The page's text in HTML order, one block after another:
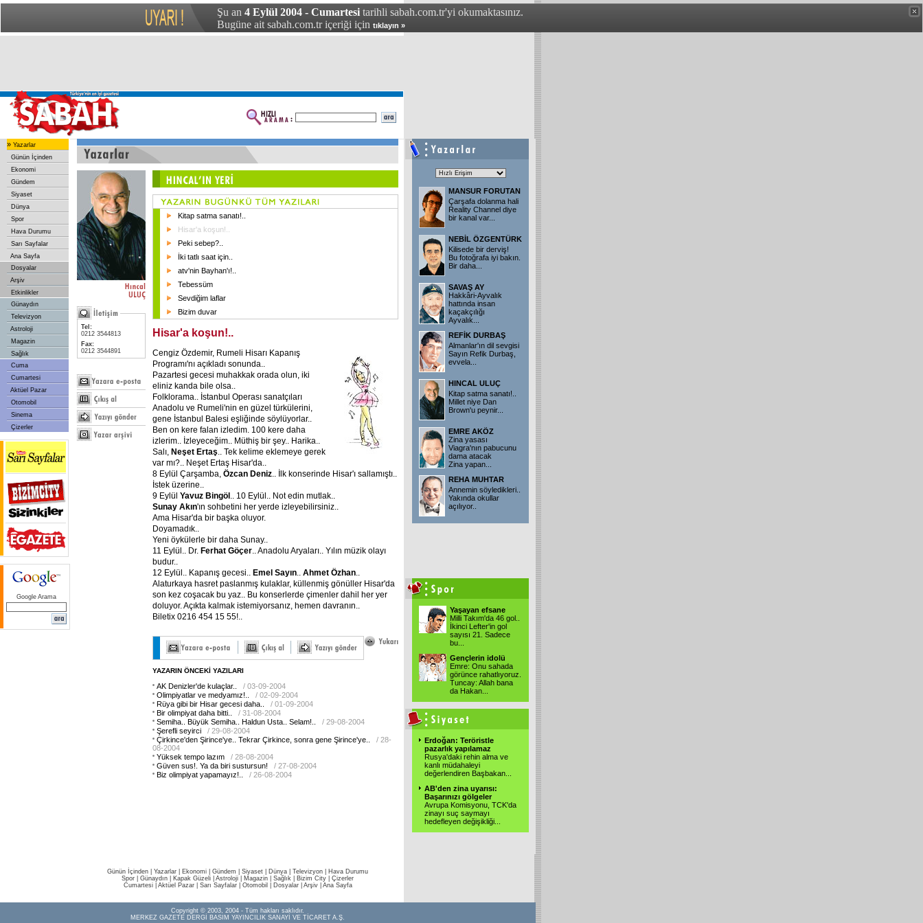
Şu an 4 Eylül 2004 - Cumartesi tarihli sabah.com.tr'yi okumaktasınız.
Bugüne ait sabah.com.tr içeriği için tıklayın »
» Yazarlar
Günün İçinden
Ekonomi
Gündem
Siyaset
Dünya
Spor
Hava Durumu
Sarı Sayfalar
Ana Sayfa
Dosyalar
Arşiv
Etkinlikler
Günaydın
Televizyon
Astroloji
Magazin
Sağlık
Cuma
Cumartesi
Aktüel Pazar
Otomobil
Sinema
Çizerler
Google Arama
Tel:
0212 3544813
Fax:
0212 3544891
Kitap satma sanatı!..
Hisar'a koşun!..
Peki sebep?..
İki tatlı saat için..
atv'nin Bayhan'ı!..
Tebessüm
Sevdiğim laflar
Bizim duvar
Hisar'a koşun!..
Cengiz Özdemir, Rumeli Hisarı Kapanış
Programı'nı açıkladı sonunda..
Pazartesi gecesi muhakkak orada olun, iki
eliniz kanda bile olsa..
Folklorama.. İstanbul Operası sanatçıları
Anadolu ve Rumeli'nin en güzel türkülerini,
gene İstanbul Balesi eşliğinde söylüyorlar..
Ben on kere falan izledim. 100 kere daha
izlerim.. İzleyeceğim.. Müthiş bir şey.. Harika..
Salı, Neşet Ertaş .. Tek kelime eklemeye gerek
var mı?.. Neşet Ertaş Hisar'da..
8 Eylül Çarşamba, Özcan Deniz .. İlk konserinde Hisar'ı sallamıştı..
İstek üzerine..
9 Eylül Yavuz Bingöl .. 10 Eylül.. Not edin mutlak..
Sunay Akın'ın sohbetini her yerde izleyebilirsiniz..
Ama Hisar'da bir başka oluyor.
Doyamadık..
Yeni öykülerle bir daha Sunay..
11 Eylül.. Dr. Ferhat Göçer .. Anadolu Aryaları.. Yılın müzik olayı
budur..
12 Eylül.. Kapanış gecesi.. Emel Sayın Ahmet Özhan
Alaturkaya hasret paslanmış kulaklar, küllenmiş gönüller Hisar'da
son kez coşacak bu yaz.. Bu konserlerde çimenler dahil her yer
doluyor. Açıkta kalmak istemiyorsanız, hemen davranın..
Biletix 0216 454 15 55!..
YAZARIN ÖNCEKİ YAZILARI
AK Denizler'de kulaçlar..
/ 03-09-2004
Olimpiyatlar ve medyamız!..
/ 02-09-2004
Rüya gibi bir Hisar gecesi daha..
/ 01-09-2004
Bir olimpiyat daha bitti..
/ 31-08-2004
Semiha.. Büyük Semiha.. Haldun Usta.. Selam!..
/ 29-08-2004
Şerefli seyirci
/ 29-08-2004
Çirkince'den Şirince'ye.. Tekrar Çirkince, sonra gene Şirince'ye..
/ 28-
08-2004
Yüksek tempo lazım
/ 28-08-2004
Güven sus!. Ya da biri sustursun!
/ 27-08-2004
Biz olimpiyat yapamayız!..
/ 26-08-2004
MANSUR FORUTAN
Çarşafa dolanma hali
Reality Channel diye
bir kanal var...
NEBİL ÖZGENTÜRK
Kilisede bir derviş!
Bu fotoğrafa iyi bakın.
Bir daha
SAVAŞ AY
Hakkâri-Ayvalık
hattında insan
kaçakçılığı
Ayvalık
REFİK DURBAŞ
Almanlar'ın dil sevgisi
Sayın Refik Durbaş,
evvela
HINCAL ULUÇ
Kitap satma sanatı!..
Millet niye Dan
Brown'u peynir...
EMRE AKÖZ
Zina yasası
Viagra'nın pabucunu
dama atacak
Zina yapan
REHA MUHTAR
Annemin söyledikleri..
Yakında okullar
açılıyor..
Yaşayan efsane
Milli Takım'da 46 gol..
İkinci Lefter'in gol
sayısı 21. Sadece
bu
Gençlerin idolü
Emre: Onu sahada
görünce rahatlıyoruz.
Tuncay: Allah bana
da Hakan
Erdoğan: Teröristle
pazarlık yapılamaz
Rusya'daki rehin alma ve
kanlı müdahaleyi
değerlendiren Başbakan
AB'den zina uyarısı:
Başarınızı gölgeler
Avrupa Komisyonu, TCK'da
zinayı suç saymayı
hedefleyen değişikliği
Günün İçinden Yazarlar Ekonomi Gündem Siyaset Dünya | Televizyon
Hava Durumu
Spor
Günaydın Kapak Güzeli Astroloji Magazin Sağlık Bizim City
Çizerler
Cumartesi| Aktüel Pazar| Sarı Sayfalar| Otomobil Dosyalar| Arşiv| Ana Sayfa
Copyright © 2003, 2004 - Tüm hakları saklıdır.
MERKEZ GAZETE DERGİ BASIM YAYINCILIK SANAYİ VE TİCARET A.Ş.